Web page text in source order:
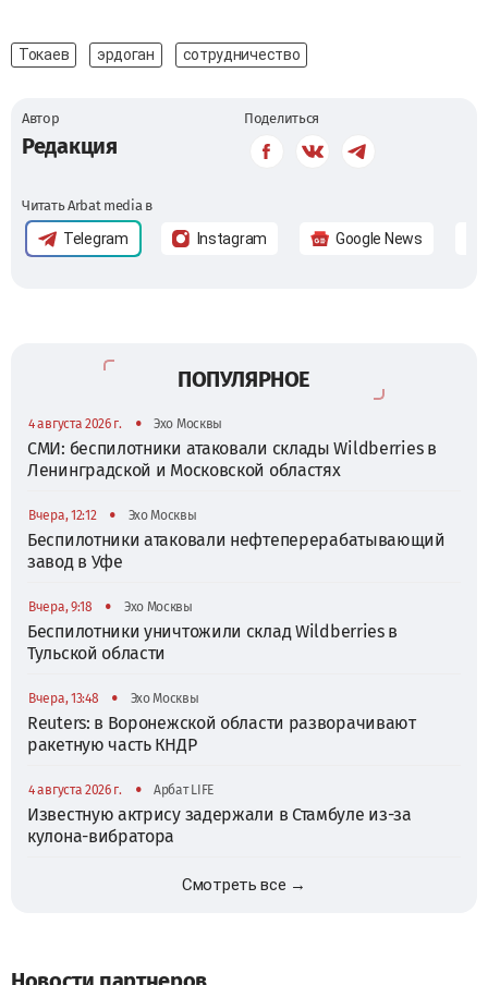
Токаев эрдоган сотрудничество
Автор
Редакция
Поделиться
Читать Arbat media в
Telegram Instagram Google News
ПОПУЛЯРНОЕ
4 августа 2026 г. • Эхо Москвы
СМИ: беспилотники атаковали склады Wildberries в
Ленинградской и Московской областях
Вчера, 12:12 • Эхо Москвы
Беспилотники атаковали нефтеперерабатывающий
завод в Уфе
Вчера, 9:18 • Эхо Москвы
Беспилотники уничтожили склад Wildberries в
Тульской области
Вчера, 13:48 • Эхо Москвы
Reuters: в Воронежской области разворачивают
ракетную часть КНДР
4 августа 2026 г. • Арбат LIFE
Известную актрису задержали в Стамбуле из-за
кулона-вибратора
Смотреть все →